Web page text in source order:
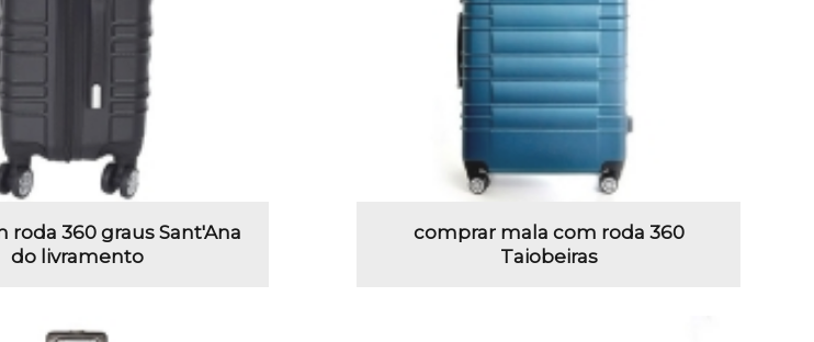
roda 360 graus Sant'Ana
do livramento
comprar mala com roda 360
Taiobeiras